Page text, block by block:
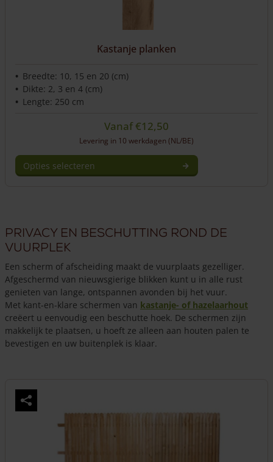
Kastanje planken
Breedte: 10, 15 en 20 (cm)
Dikte: 2, 3 en 4 (cm)
Lengte: 250 cm
Vanaf€12,50
Levering in 10 werkdagen (NL/BE)
Opties selecteren
variaties.
Deze
kan
gekozen
worden
op
de
productpagina
Privacy en beschutting rond de
vuurplek
Een scherm of afscheiding maakt de vuurplaats gezelliger.
Afgeschermd van nieuwsgierige blikken kunt u in alle rust
genieten van lange, ontspannen avonden bij het vuur.
Met kant-en-klare schermen van kastanje- of hazelaarhout
creëert u eenvoudig een beschutte hoek. De schermen zijn
makkelijk te plaatsen, u hoeft ze alleen aan houten palen te
bevestigen en uw buitenplek is klaar.